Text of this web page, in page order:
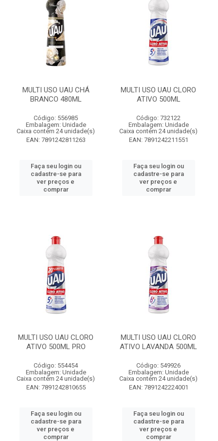
MULTI USO UAU CHÁ
BRANCO 480ML
Código: 556985
Embalagem: Unidade
Caixa contém 24 unidade(s)
EAN: 7891242811263
Faça seu login ou
cadastre-se para
ver preços e
comprar
MULTI USO UAU CLORO
ATIVO 500ML
Código: 732122
Embalagem: Unidade
Caixa contém 24 unidade(s)
EAN: 7891242211551
Faça seu login ou
cadastre-se para
ver preços e
comprar
MULTI USO UAU CLORO
ATIVO 500ML PRO
Código: 554454
Embalagem: Unidade
Caixa contém 24 unidade(s)
EAN: 7891242810655
Faça seu login ou
cadastre-se para
ver preços e
comprar
MULTI USO UAU CLORO
ATIVO LAVANDA 500ML
Código: 549926
Embalagem: Unidade
Caixa contém 24 unidade(s)
EAN: 7891242224001
Faça seu login ou
cadastre-se para
ver preços e
comprar